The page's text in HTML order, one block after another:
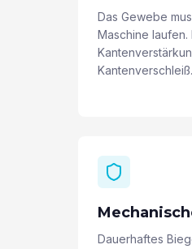
Das Gewebe
Maschine laufen.
Kantenverschleiß.
Dauerhaftes